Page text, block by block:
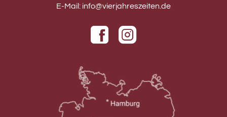
E-Mail: info@vierjahreszeiten.de